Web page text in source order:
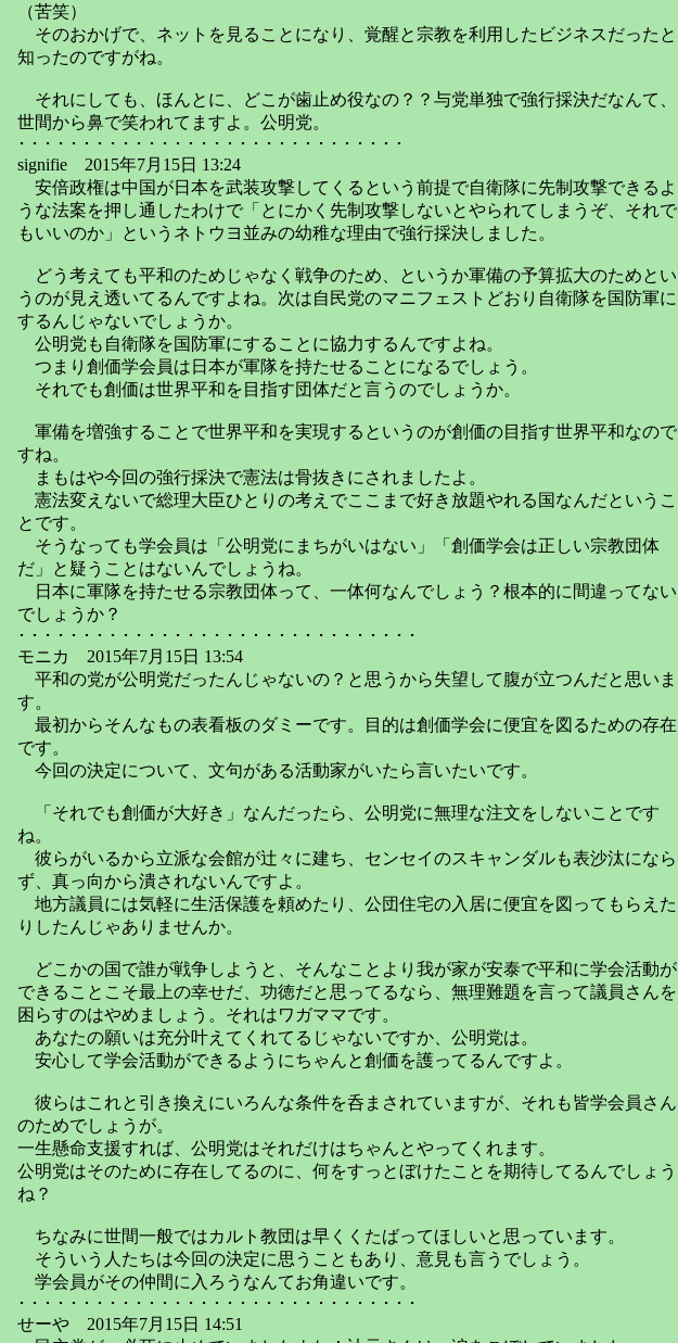
（苦笑）
そのおかげで、ネットを見ることになり、覚醒と宗教を利用したビジネスだったと
知ったのですがね。
それにしても、ほんとに、どこが歯止め役なの？？与党単独で強行採決だなんて、
世間から鼻で笑われてますよ。公明党。
･ ･ ･ ･ ･ ･ ･ ･ ･ ･ ･ ･ ･ ･ ･ ･ ･ ･ ･ ･ ･ ･ ･ ･ ･ ･ ･ ･ ･ ･
signifie 2015年7月15日 13:24
安倍政権は中国が日本を武装攻撃してくるという前提で自衛隊に先制攻撃できるよ
うな法案を押し通したわけで「とにかく先制攻撃しないとやられてしまうぞ、それで
もいいのか」というネトウヨ並みの幼稚な理由で強行採決しました。
どう考えても平和のためじゃなく戦争のため、というか軍備の予算拡大のためとい
うのが見え透いてるんですよね。次は自民党のマニフェストどおり自衛隊を国防軍に
するんじゃないでしょうか。
公明党も自衛隊を国防軍にすることに協力するんですよね。
つまり創価学会員は日本が軍隊を持たせることになるでしょう。
それでも創価は世界平和を目指す団体だと言うのでしょうか。
軍備を増強することで世界平和を実現するというのが創価の目指す世界平和なので
すね。
まもはや今回の強行採決で憲法は骨抜きにされましたよ。
憲法変えないで総理大臣ひとりの考えでここまで好き放題やれる国なんだというこ
とです。
そうなっても学会員は「公明党にまちがいはない」「創価学会は正しい宗教団体
だ」と疑うことはないんでしょうね。
日本に軍隊を持たせる宗教団体って、一体何なんでしょう？根本的に間違ってない
でしょうか？
･ ･ ･ ･ ･ ･ ･ ･ ･ ･ ･ ･ ･ ･ ･ ･ ･ ･ ･ ･ ･ ･ ･ ･ ･ ･ ･ ･ ･ ･ ･
モニカ 2015年7月15日 13:54
平和の党が公明党だったんじゃないの？と思うから失望して腹が立つんだと思いま
す。
最初からそんなもの表看板のダミーです。目的は創価学会に便宜を図るための存在
です。
今回の決定について、文句がある活動家がいたら言いたいです。
「それでも創価が大好き」なんだったら、公明党に無理な注文をしないことです
ね。
彼らがいるから立派な会館が辻々に建ち、センセイのスキャンダルも表沙汰になら
ず、真っ向から潰されないんですよ。
地方議員には気軽に生活保護を頼めたり、公団住宅の入居に便宜を図ってもらえた
りしたんじゃありませんか。
どこかの国で誰が戦争しようと、そんなことより我が家が安泰で平和に学会活動が
できることこそ最上の幸せだ、功徳だと思ってるなら、無理難題を言って議員さんを
困らすのはやめましょう。それはワガママです。
あなたの願いは充分叶えてくれてるじゃないですか、公明党は。
安心して学会活動ができるようにちゃんと創価を護ってるんですよ。
彼らはこれと引き換えにいろんな条件を呑まされていますが、それも皆学会員さん
のためでしょうが。
一生懸命支援すれば、公明党はそれだけはちゃんとやってくれます。
公明党はそのために存在してるのに、何をすっとぼけたことを期待してるんでしょう
ね？
ちなみに世間一般ではカルト教団は早くくたばってほしいと思っています。
そういう人たちは今回の決定に思うこともあり、意見も言うでしょう。
学会員がその仲間に入ろうなんてお角違いです。
･ ･ ･ ･ ･ ･ ･ ･ ･ ･ ･ ･ ･ ･ ･ ･ ･ ･ ･ ･ ･ ･ ･ ･ ･ ･ ･ ･ ･ ･ ･
せーや 2015年7月15日 14:51